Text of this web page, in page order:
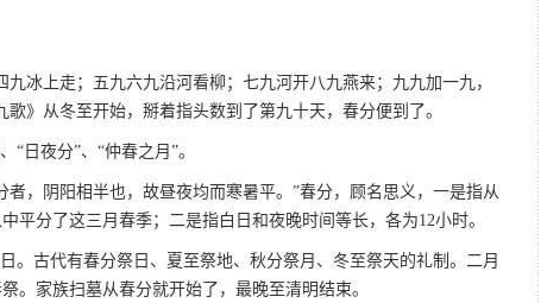
九冰上走；五九六九沿河看柳；七九河开八九燕来；九九加一九，
》从冬至开始，掰着指头数到了第九十天，春分便到了。
“日夜分”、“仲春之月”。
者，阴阳相半也，故昼夜均而寒暑平。”春分，顾名思义，一是指从
平分了这三月春季；二是指白日和夜晚时间等长，各为12小时。
。古代有春分祭日、夏至祭地、秋分祭月、冬至祭天的礼制。二月
。家族扫墓从春分就开始了，最晚至清明结束。